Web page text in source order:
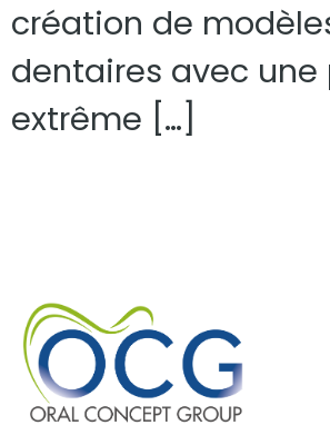
création de
dentaires avec une
extrême […]